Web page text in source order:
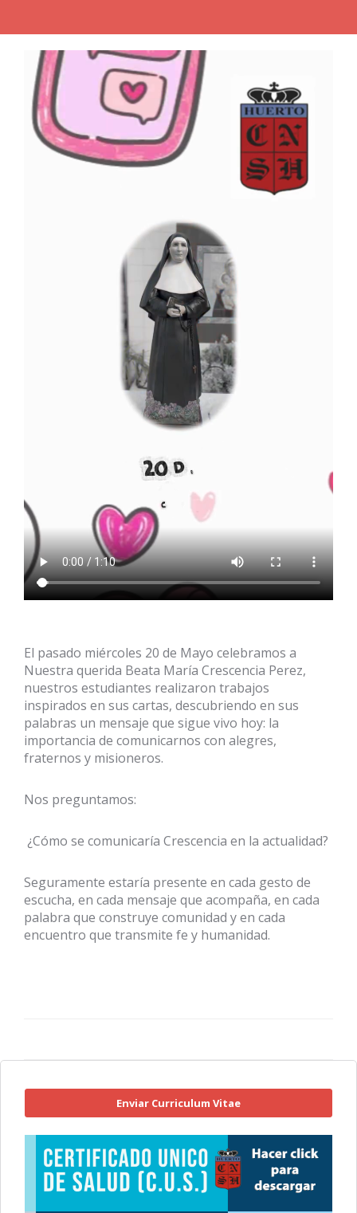
El pasado miércoles 20 de Mayo celebramos a
Nuestra querida Beata María Crescencia Perez,
nuestros estudiantes realizaron trabajos
inspirados en sus cartas, descubriendo en sus
palabras un mensaje que sigue vivo hoy: la
importancia de comunicarnos con alegres,
fraternos y misioneros.
Nos preguntamos:
¿Cómo se comunicaría Crescencia en la actualidad?
Seguramente estaría presente en cada gesto de
escucha, en cada mensaje que acompaña, en cada
palabra que construye comunidad y en cada
encuentro que transmite fe y humanidad.
Enviar Curriculum Vitae